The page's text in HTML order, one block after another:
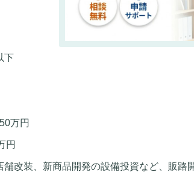
下
万円
円
改装、新商品開発の設備投資など、販路